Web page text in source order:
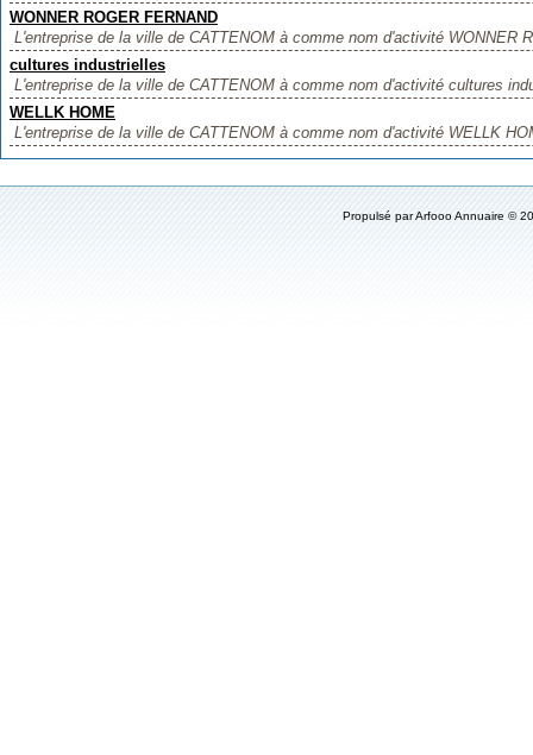
WONNER ROGER FERNAND
L'entreprise de la ville de CATTENOM à comme nom d'activité WONNER
cultures industrielles
L'entreprise de la ville de CATTENOM à comme nom d'activité cultures
WELLK HOME
L'entreprise de la ville de CATTENOM à comme nom d'activité WELLK
Propulsé parArfooo Annuaire ©